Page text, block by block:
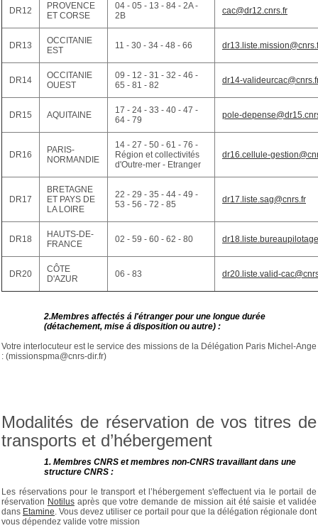
DR12
PROVENCE
ET CORSE
04 - 05 - 13 - 84 - 2A -
2B
cac@dr12.cnrs.fr
DR13
OCCITANIE
EST
11 - 30 - 34 - 48 - 66
DR14
OCCITANIE
OUEST
09 - 12 - 31 - 32 - 46 -
65 - 81 - 82
dr14-
DR15 AQUITAINE
17 - 24 - 33 - 40 - 47 -
64 - 79
pole-
DR16
PARIS-
NORMANDIE
14 - 27 - 50 - 61 - 76 -
Région et collectivités
d'Outre-mer - Etranger
dr16.cellule-
DR17
BRETAGNE
ET PAYS DE
LA LOIRE
22 - 29 - 35 - 44 - 49 -
53 - 56 - 72 - 85
dr17.liste.sag@cnrs.fr
DR18
HAUTS-DE-
FRANCE
02 - 59 - 60 - 62 - 80
DR20
CÔTE
D'AZUR
06 - 83 dr20.liste.valid-
2.Membres affectés á l'étranger pour une longue durée
(détachement, mise á disposition ou autre) :
Votre interlocuteur est le service des missions de la Délégation Paris Michel-Ange
: (missionspma@cnrs-dir.fr)
Modalités de réservation de vos titres de
transports et d’hébergement
1. Membres CNRS et membres non-CNRS travaillant dans une
structure CNRS :
Les réservations pour le transport et l’hébergement s'effectuent via le portail de
réservation Notilusaprès que votre demande de mission ait été saisie et validée
dans Etamine. Vous devez utiliser ce portail pour que la délégation régionale dont
vous dépendez valide votre mission